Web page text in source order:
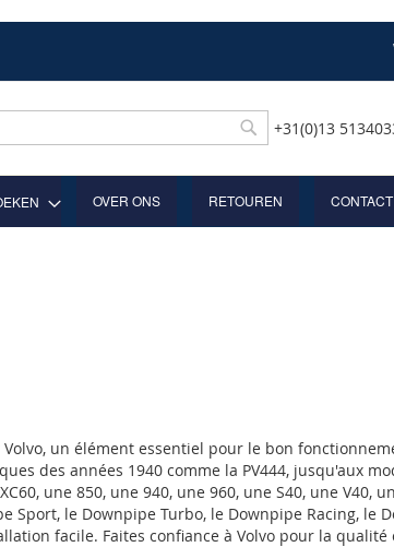
+31(0)13
OVER ONS RETOUREN CONTACT
un élément essentiel pour le bon
des années 1940 comme la PV444, jusqu'aux
une 850, une 940, une 960, une S40, une V40,
le Downpipe Turbo, le Downpipe Racing, le
facile. Faites confiance à Volvo pour la